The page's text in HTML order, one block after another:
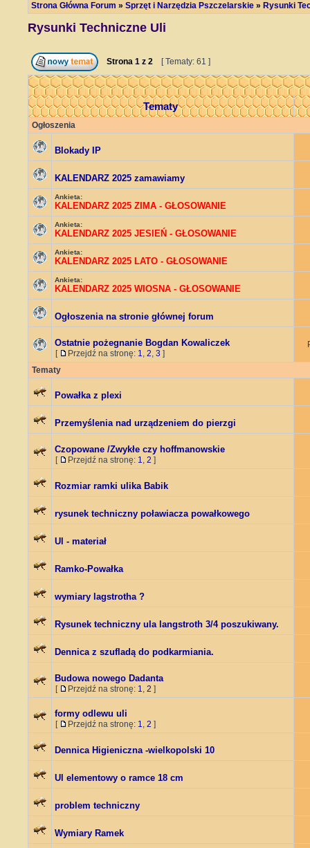
Strona Główna Forum » Sprzęt i Narzędzia Pszczelarskie » Rysunki
Rysunki Techniczne Uli
Strona 1 z 2 [ Tematy: 61 ]
Tematy
Ogłoszenia
Blokady IP
KALENDARZ 2025 zamawiamy
Ankieta:
KALENDARZ 2025 ZIMA - GŁOSOWANIE
Ankieta:
KALENDARZ 2025 JESIEŃ - GŁOSOWANIE
Ankieta:
KALENDARZ 2025 LATO - GŁOSOWANIE
Ankieta:
KALENDARZ 2025 WIOSNA - GŁOSOWANIE
Ogłoszenia na stronie głównej forum
Ostatnie pożegnanie Bogdan Kowaliczek
[ Przejdź na stronę: 1, 2, 3 ]
Tematy
Powałka z plexi
Przemyślenia nad urządzeniem do pierzgi
Czopowane /Zwykłe czy hoffmanowskie
[ Przejdź na stronę: 1, 2 ]
Rozmiar ramki ulika Babik
rysunek techniczny poławiacza powałkowego
Ul - materiał
Ramko-Powałka
wymiary lagstrotha ?
Rysunek techniczny ula langstroth 3/4 poszukiwany.
Dennica z szufladą do podkarmiania.
Budowa nowego Dadanta
[ Przejdź na stronę: 1, 2 ]
formy odlewu uli
[ Przejdź na stronę: 1, 2 ]
Dennica Higieniczna -wielkopolski 10
Ul elementowy o ramce 18 cm
problem techniczny
Wymiary Ramek